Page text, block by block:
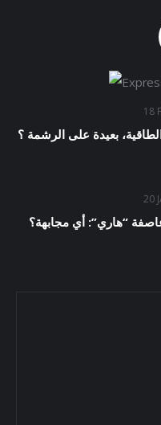
18
20